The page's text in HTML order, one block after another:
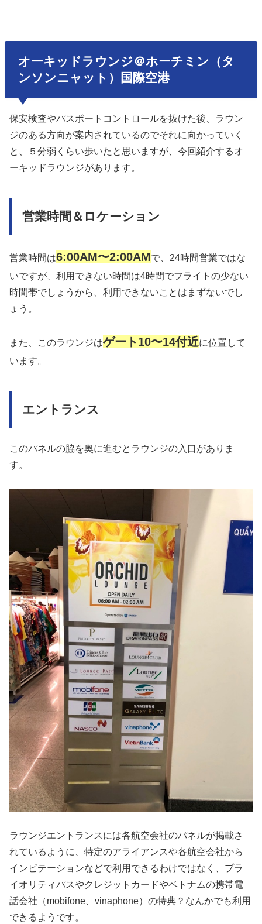
オーキッドラウンジ＠ホーチミン（タ
ンソンニャット）国際空港
保安検査やパスポートコントロールを抜けた後、ラウン
ジのある方向が案内されているのでそれに向かっていく
と、５分弱くらい歩いたと思いますが、今回紹介するオ
ーキッドラウンジがあります。
営業時間＆ロケーション
営業時間は6:00AM〜2:00AMで、24時間営業ではな
いですが、利用できない時間は4時間でフライトの少ない
時間帯でしょうから、利用できないことはまずないでし
ょう。
また、このラウンジはゲート10〜14付近に位置して
います。
エントランス
このパネルの脇を奥に進むとラウンジの入口がありま
す。
ラウンジエントランスには各航空会社のパネルが掲載さ
れているように、特定のアライアンスや各航空会社から
インビテーションなどで利用できるわけではなく、プラ
イオリティパスやクレジットカードやベトナムの携帯電
話会社（mobifone、vinaphone）の特典？なんかでも利用
できるようです。